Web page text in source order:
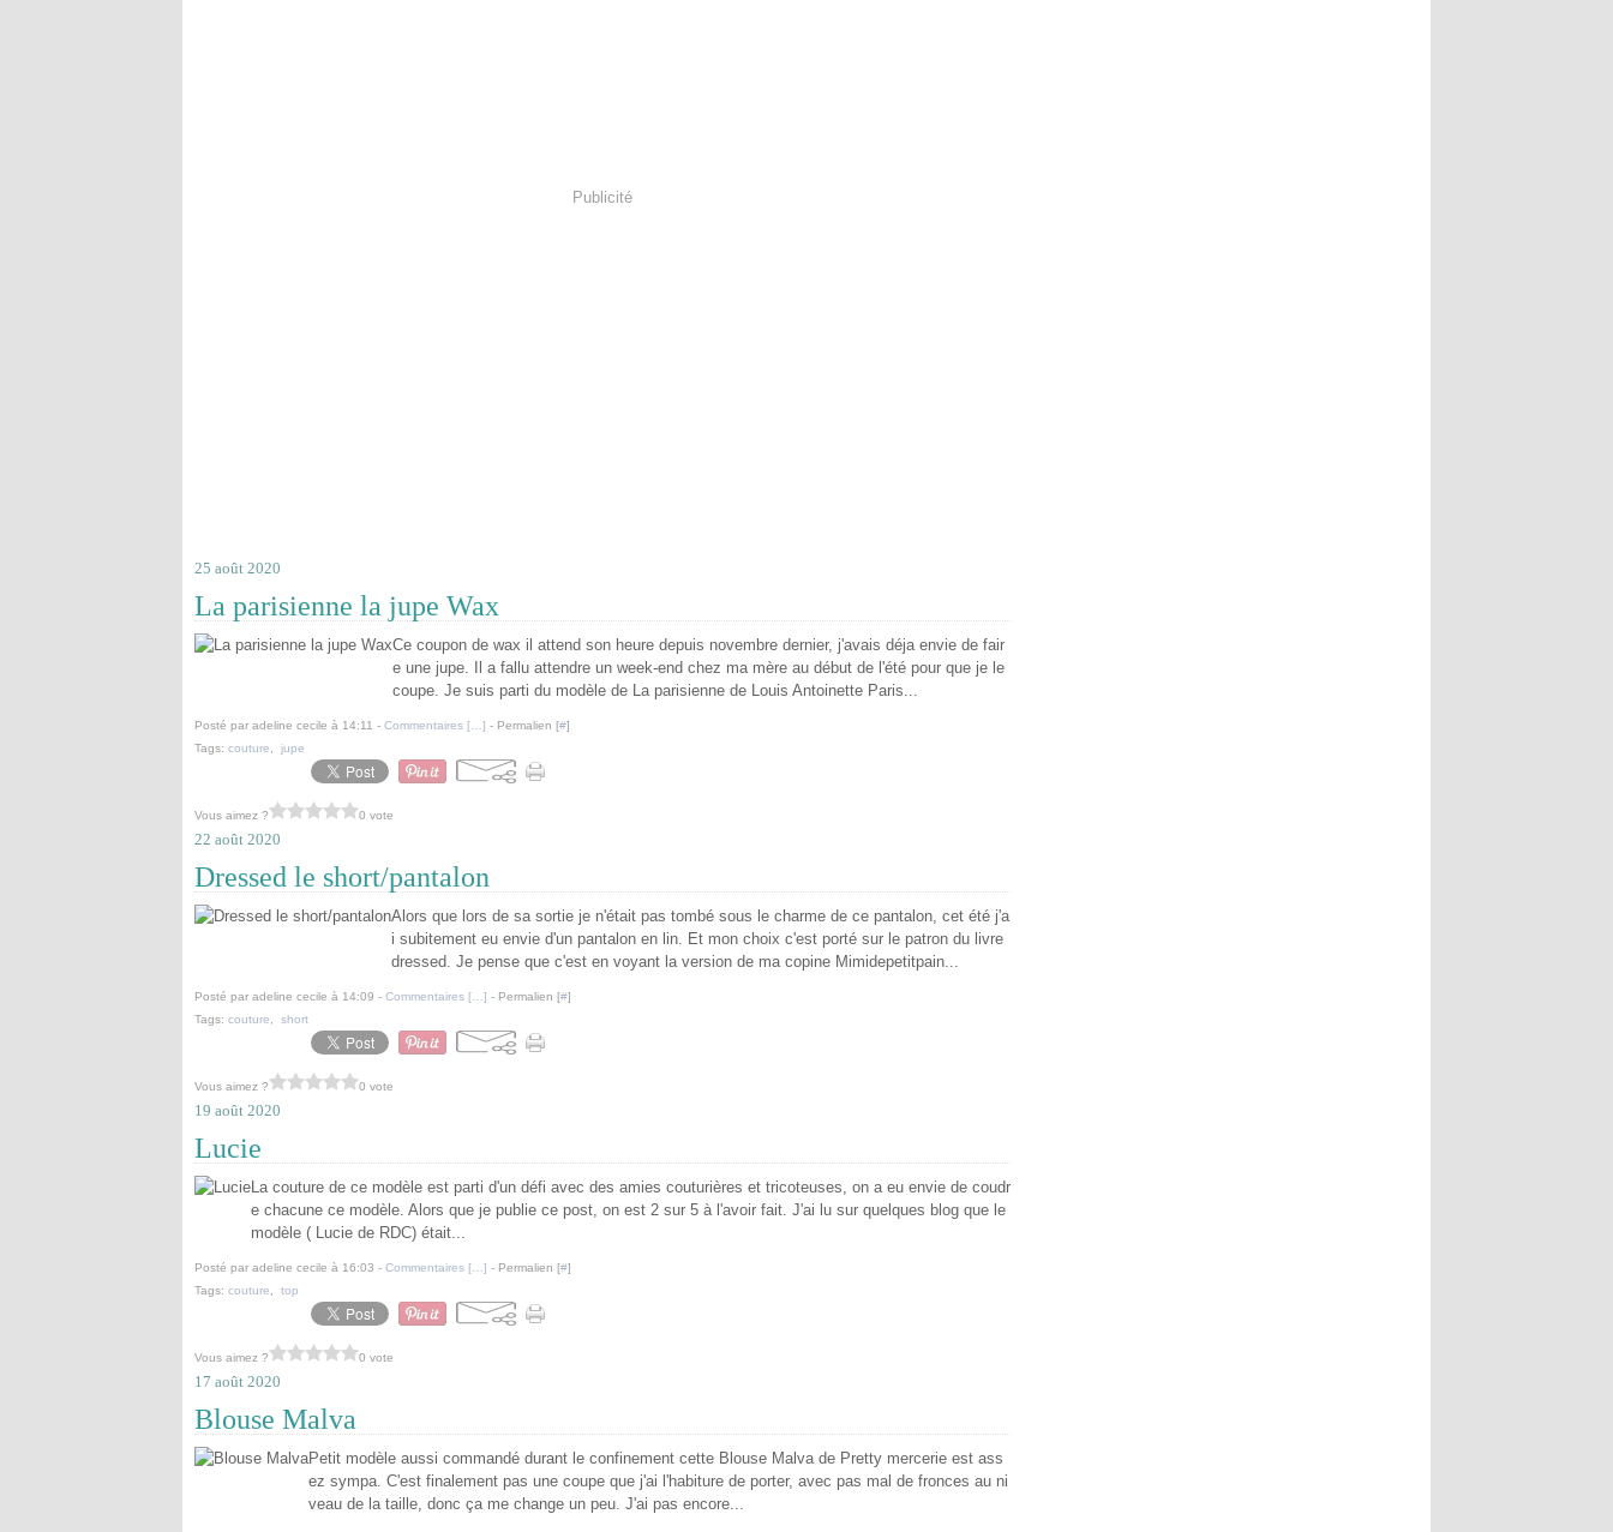
Publicité
25 août 2020
La parisienne la jupe Wax
Ce coupon de wax il attend son heure depuis novembre dernier, j'avais déja envie de fair
e une jupe. Il a fallu attendre un week-end chez ma mère au début de l'été pour que je le
coupe. Je suis parti du modèle de La parisienne de Louis Antoinette Paris...
Posté par adeline cecile à 14:11 - Commentaires [ ] - Permalien [#]
Tags: couture jupe
Vous aimez ? 0 vote
22 août 2020
Dressed le short/pantalon
Alors que lors de sa sortie je n'était pas tombé sous le charme de ce pantalon, cet été j'a
i subitement eu envie d'un pantalon en lin. Et mon choix c'est porté sur le patron du livre
dressed. Je pense que c'est en voyant la version de ma copine Mimidepetitpain...
Posté par adeline cecile à 14:09 - Commentaires [ ] - Permalien [#]
Tags: couture short
Vous aimez ? 0 vote
19 août 2020
Lucie
La couture de ce modèle est parti d'un défi avec des amies couturières et tricoteuses, on a eu envie de coudr
e chacune ce modèle. Alors que je publie ce post, on est 2 sur 5 à l'avoir fait. J'ai lu sur quelques blog que le
modèle ( Lucie de RDC) était...
Posté par adeline cecile à 16:03 - Commentaires [ ] - Permalien [#]
Tags: couture top
Vous aimez ? 0 vote
17 août 2020
Blouse Malva
Petit modèle aussi commandé durant le confinement cette Blouse Malva de Pretty mercerie est ass
ez sympa. C'est finalement pas une coupe que j'ai l'habiture de porter, avec pas mal de fronces au ni
veau de la taille, donc ça me change un peu. J'ai pas encore...